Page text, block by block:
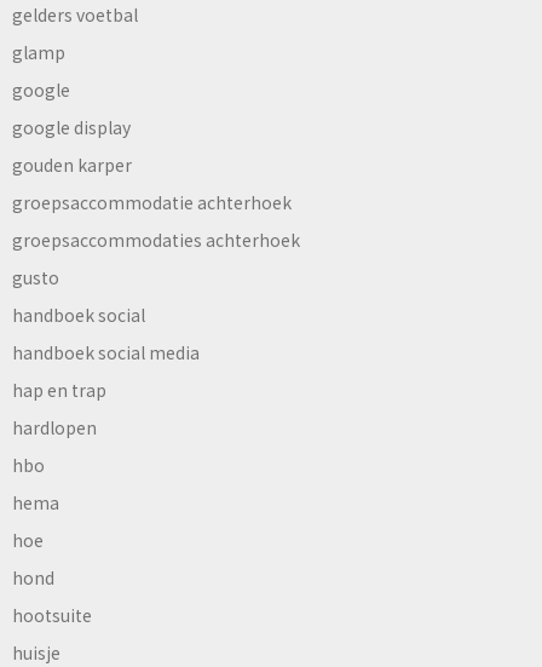
gelders voetbal
glamp
google
google display
gouden karper
groepsaccommodatie achterhoek
groepsaccommodaties achterhoek
gusto
handboek social
handboek social media
hap en trap
hardlopen
hbo
hema
hoe
hond
hootsuite
huisje